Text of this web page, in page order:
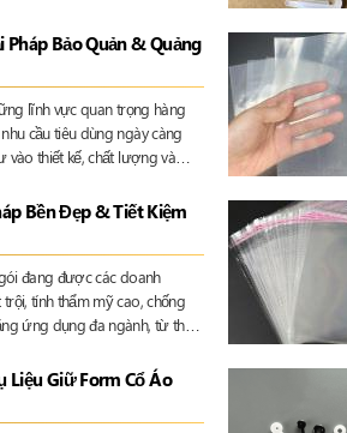
Pháp Bảo Quản & Quảng
lĩnh vực quan trọng hàng
cầu tiêu dùng ngày càng
vào thiết kế, chất lượng và
Bền Đẹp & Tiết Kiệm
đang được các doanh
tính thẩm mỹ cao, chống
ứng dụng đa ngành, từ thực
đóng gói hiện đại
Liệu Giữ Form Cổ Áo